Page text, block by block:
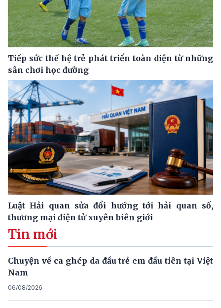
Tiếp sức thế hệ trẻ phát triển toàn diện từ những
sân chơi học đường
Luật Hải quan sửa đổi hướng tới hải quan số,
thương mại điện tử xuyên biên giới
Tin mới
Chuyện về ca ghép da đầu trẻ em đầu tiên tại Việt
Nam
06/08/2026